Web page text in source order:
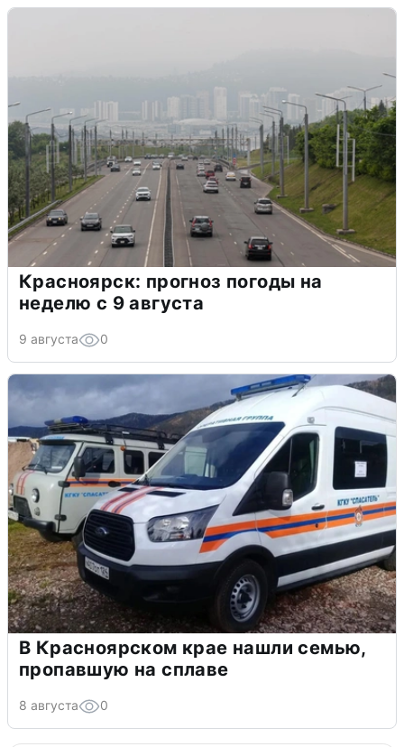
Красноярск: прогноз погоды на
неделю с 9 августа
9 августа 0
В Красноярском крае нашли семью,
пропавшую на сплаве
8 августа 0